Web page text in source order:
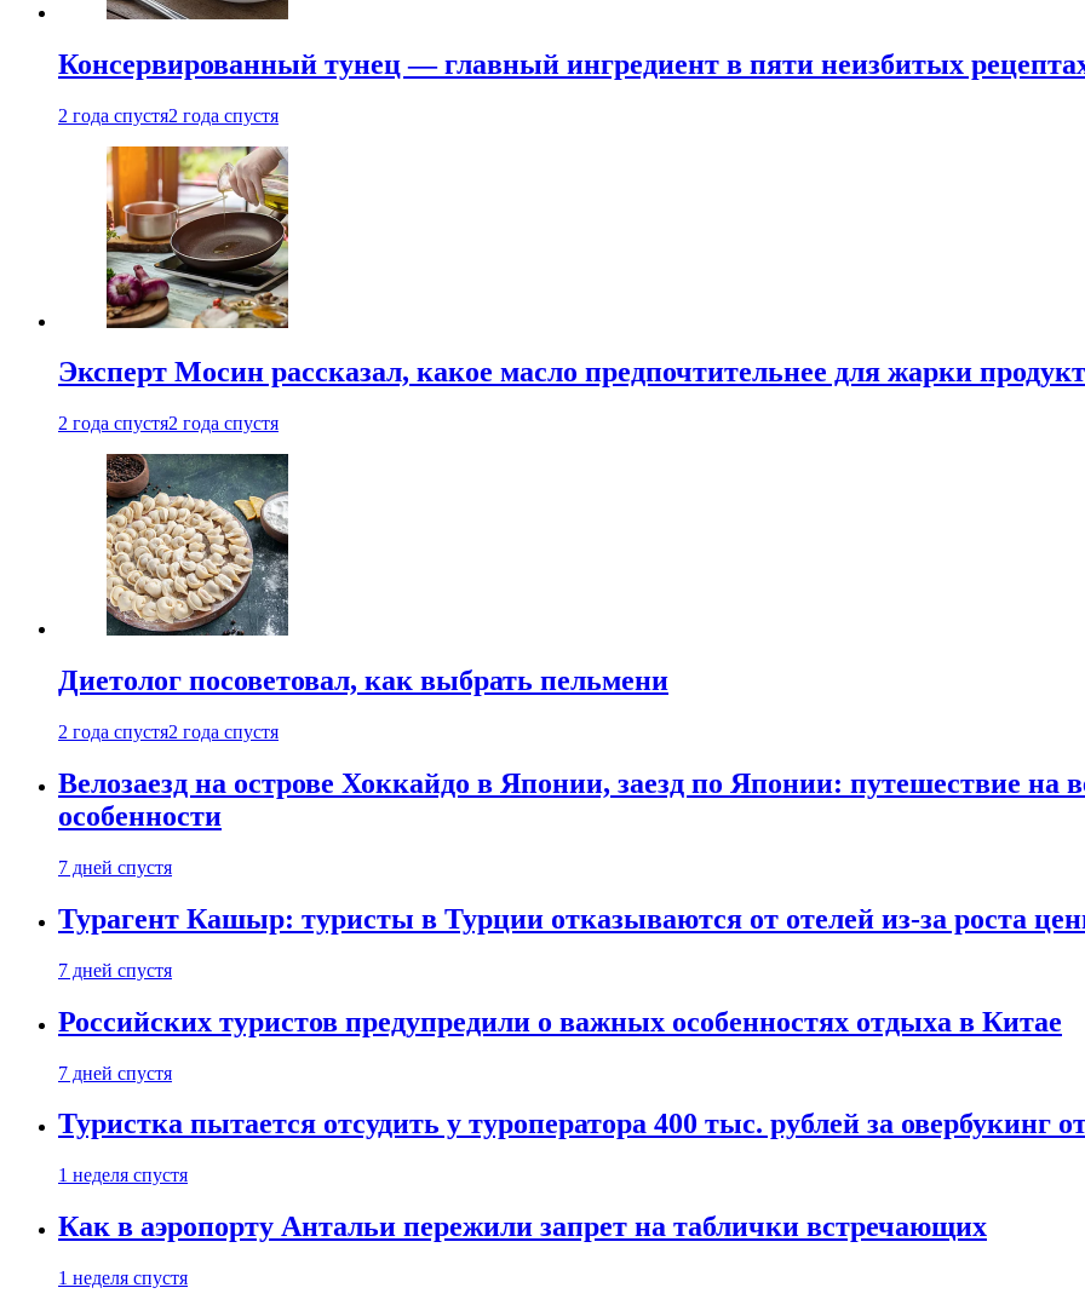
Консервированный тунец — главный ингредиент в пяти неизбитых
2 года спустя2 года спустя
Эксперт Мосин рассказал, какое масло предпочтительнее для жарки
2 года спустя2 года спустя
Диетолог посоветовал, как выбрать пельмени
2 года спустя2 года спустя
Велозаезд на острове Хоккайдо в Японии, заезд по Японии: путешествие на
особенности
7 дней спустя
Турагент Кашыр: туристы в Турции отказываются от отелей из-за роста
7 дней спустя
Российских туристов предупредили о важных особенностях отдыха в Китае
7 дней спустя
Туристка пытается отсудить у туроператора 400 тыс. рублей за овербукинг
1 неделя спустя
Как в аэропорту Антальи пережили запрет на таблички встречающих
1 неделя спустя